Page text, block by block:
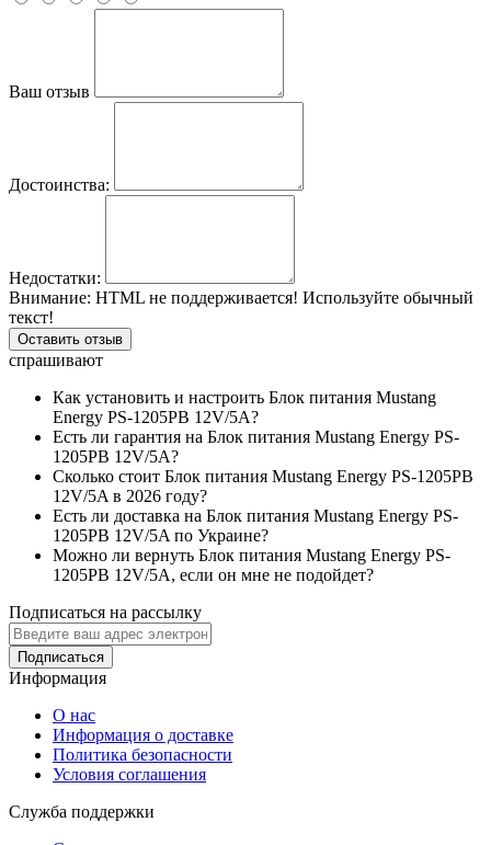
Ваш отзыв
Достоинства:
Недостатки:
Внимание: HTML не поддерживается! Используйте обычный
текст!
Оставить отзыв
спрашивают
Как установить и настроить Блок питания Mustang
Energy PS-1205PB 12V/5A?
Есть ли гарантия на Блок питания Mustang Energy PS-
1205PB 12V/5A?
Сколько стоит Блок питания Mustang Energy PS-1205PB
12V/5A в 2026 году?
Есть ли доставка на Блок питания Mustang Energy PS-
1205PB 12V/5A по Украине?
Можно ли вернуть Блок питания Mustang Energy PS-
1205PB 12V/5A, если он мне не подойдет?
Подписаться на рассылку
Подписаться
Информация
О нас
Информация о доставке
Политика безопасности
Условия соглашения
Служба поддержки